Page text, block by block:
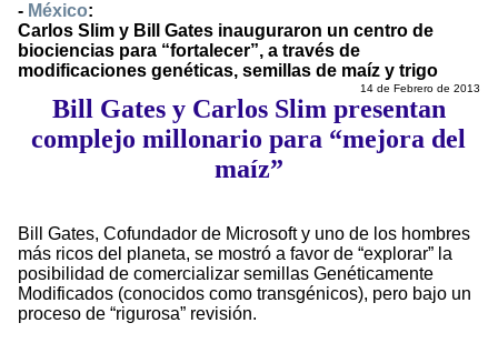
- México:
Carlos Slim y Bill Gates inauguraron un centro de
biociencias para “fortalecer”, a través de
modificaciones genéticas, semillas de maíz y trigo
14 de Febrero de 2013
Bill Gates y Carlos Slim presentan
complejo millonario para “mejora del
maíz”
Bill Gates, Cofundador de Microsoft y uno de los hombres
más ricos del planeta, se mostró a favor de “explorar” la
posibilidad de comercializar semillas Genéticamente
Modificados (conocidos como transgénicos), pero bajo un
proceso de “rigurosa” revisión.